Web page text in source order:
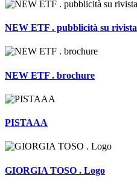
NEW ETF . pubblicità su rivista
NEW ETF . brochure
PISTAAA
GIORGIA TOSO . Logo